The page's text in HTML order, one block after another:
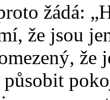
žádá:
že jsou
působit